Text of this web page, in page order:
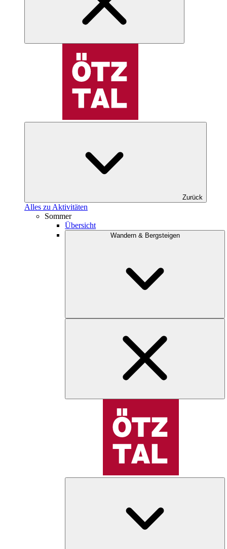
Zurück
Alles zu Aktivitäten
Sommer
Übersicht
Wandern & Bergsteigen